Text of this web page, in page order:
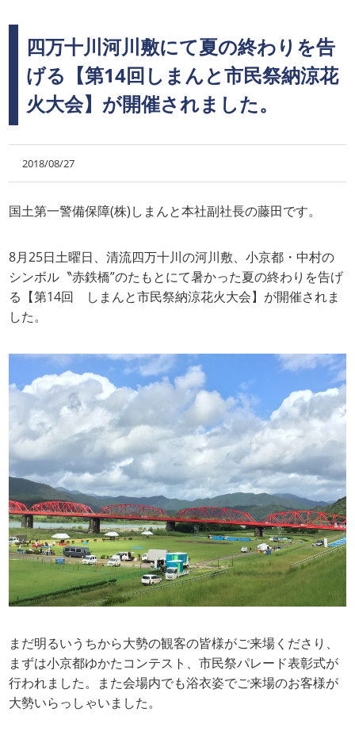
四万十川河川敷にて夏の終わりを告
げる【第14回しまんと市民祭納涼花
火大会】が開催されました。
2018/08/27
国土第一警備保障(株)しまんと本社副社長の藤田です。
8月25日土曜日、清流四万十川の河川敷、小京都・中村の
シンボル〝赤鉄橋”のたもとにて暑かった夏の終わりを告げ
る【第14回 しまんと市民祭納涼花火大会】が開催されま
した。
まだ明るいうちから大勢の観客の皆様がご来場くださり、
まずは小京都ゆかたコンテスト、市民祭パレード表彰式が
行われました。また会場内でも浴衣姿でご来場のお客様が
大勢いらっしゃいました。